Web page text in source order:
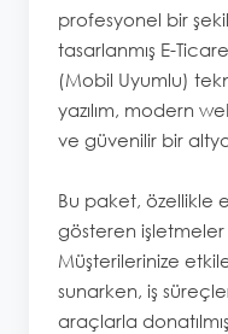
profesyonel bir
tasarlanmış E-
(Mobil Uyumlu)
yazılım, modern
ve güvenilir bir
Bu paket, özellikle
gösteren işletmeler
Müşterilerinize
sunarken, iş
araçlarla